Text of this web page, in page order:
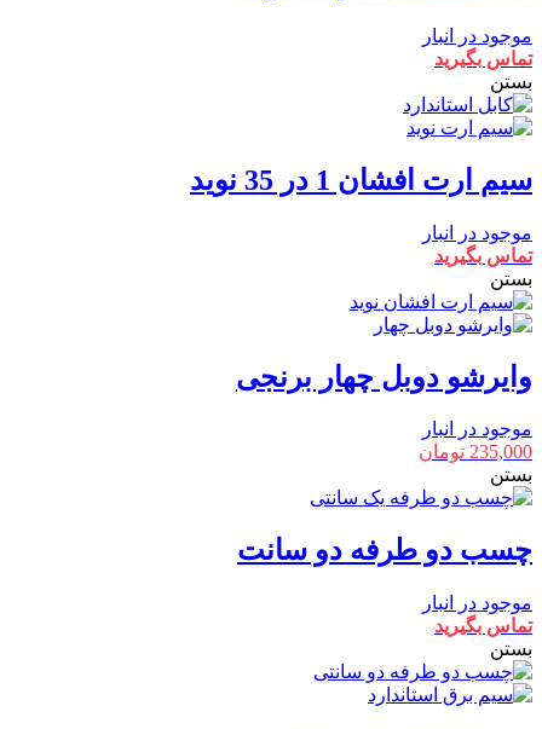
موجود در انبار
تماس بگیرید
بستن
سیم ارت افشان 1 در 35 نوید
موجود در انبار
تماس بگیرید
بستن
وایرشو دوبل چهار برنجی
موجود در انبار
235,000 تومان
بستن
چسب دو طرفه دو سانت
موجود در انبار
تماس بگیرید
بستن